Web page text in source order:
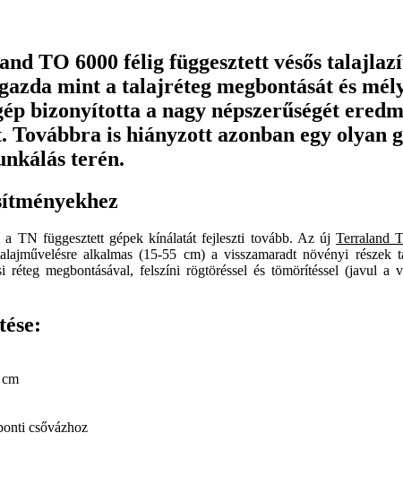
TO 6000 félig függesztett vésős
mint a talajréteg megbontását és
bizonyította a nagy népszerűségét
is hiányzott azonban egy olyan
terén.
a TN függesztett gépek kínálatát fejleszti tovább. Az újTerraland
alkalmas (15-55 cm) a visszamaradt növényi részek
réteg megbontásával, felszíni rögtöréssel és tömörítéssel
csővázhoz